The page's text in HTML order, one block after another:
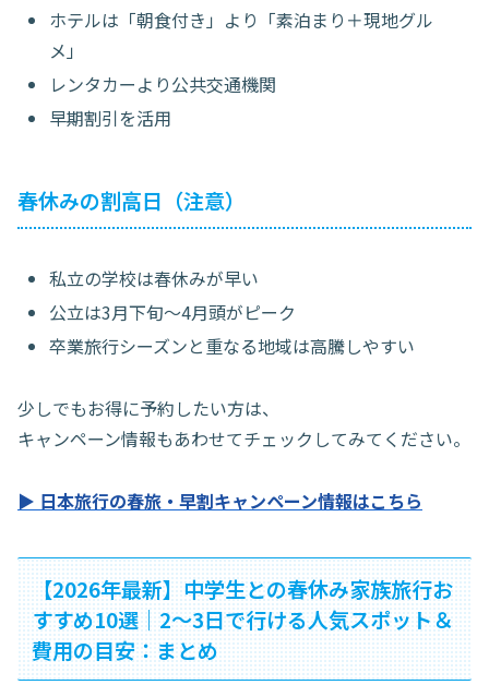
ホテルは「朝食付き」より「素泊まり＋現地グル
メ」
レンタカーより公共交通機関
早期割引を活用
春休みの割高日（注意）
私立の学校は春休みが早い
公立は3月下旬〜4月頭がピーク
卒業旅行シーズンと重なる地域は高騰しやすい
少しでもお得に予約したい方は、
キャンペーン情報もあわせてチェックしてみてください。
▶ 日本旅行の春旅・早割キャンペーン情報はこちら
【2026年最新】中学生との春休み家族旅行お
すすめ10選｜2〜3日で行ける人気スポット＆
費用の目安：まとめ